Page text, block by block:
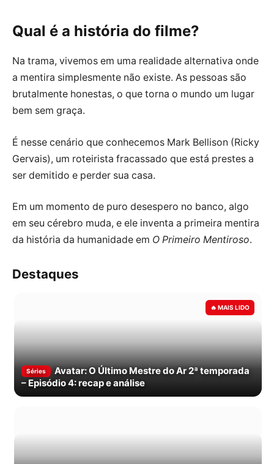
Qual é a história do filme?
Na trama, vivemos em uma realidade alternativa onde
a mentira simplesmente não existe. As pessoas são
brutalmente honestas, o que torna o mundo um lugar
bem sem graça.
É nesse cenário que conhecemos Mark Bellison (Ricky
Gervais), um roteirista fracassado que está prestes a
ser demitido e perder sua casa.
Em um momento de puro desespero no banco, algo
em seu cérebro muda, e ele inventa a primeira mentira
da história da humanidade em O Primeiro Mentiroso.
Destaques
Séries
Avatar: O Último Mestre do Ar 2ª temporada
– Episódio 4: recap e análise